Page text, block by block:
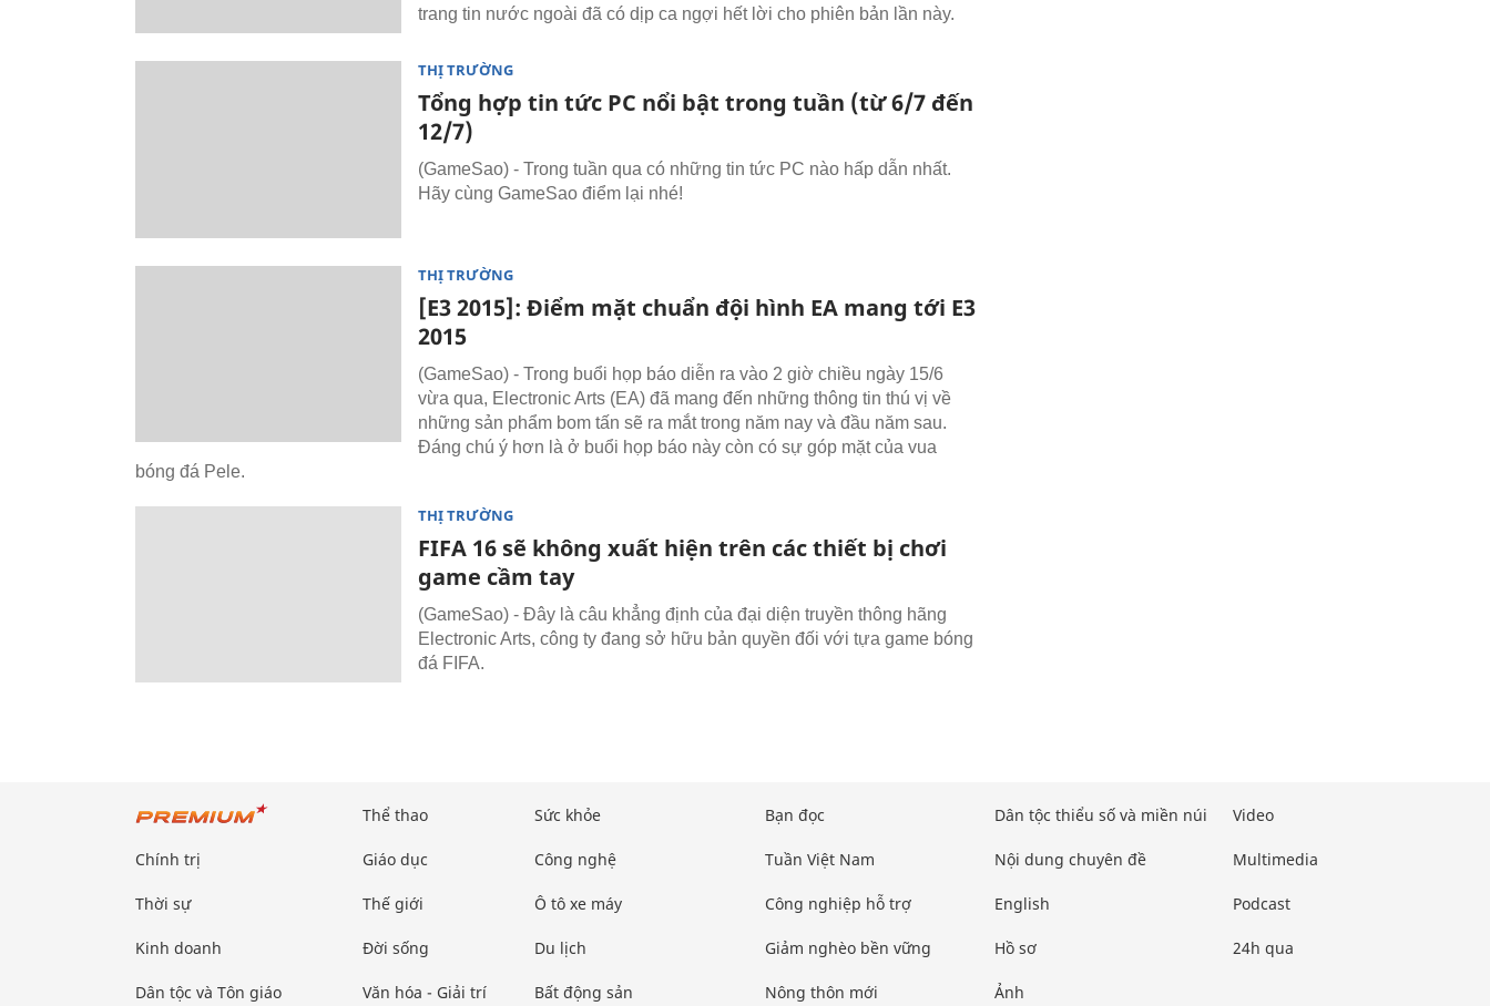
trang tin nước ngoài đã có dịp ca ngợi hết lời cho phiên bản lần này.
THỊ TRƯỜNG
Tổng hợp tin tức PC nổi bật trong tuần (từ 6/7 đến
12/7)
(GameSao) - Trong tuần qua có những tin tức PC nào hấp dẫn nhất.
Hãy cùng GameSao điểm lại nhé!
THỊ TRƯỜNG
[E3 2015]: Điểm mặt chuẩn đội hình EA mang tới E3
2015
(GameSao) - Trong buổi họp báo diễn ra vào 2 giờ chiều ngày 15/6
vừa qua, Electronic Arts (EA) đã mang đến những thông tin thú vị về
những sản phẩm bom tấn sẽ ra mắt trong năm nay và đầu năm sau.
Đáng chú ý hơn là ở buổi họp báo này còn có sự góp mặt của vua
bóng đá Pele.
THỊ TRƯỜNG
FIFA 16 sẽ không xuất hiện trên các thiết bị chơi
game cầm tay
(GameSao) - Đây là câu khẳng định của đại diện truyền thông hãng
Electronic Arts, công ty đang sở hữu bản quyền đối với tựa game bóng
đá FIFA.
Chính trị
Thời sự
Kinh doanh
Dân tộc và Tôn giáo
Thể thao
Giáo dục
Thế giới
Đời sống
Văn hóa - Giải trí
Sức khỏe
Công nghệ
Ô tô xe máy
Du lịch
Bất động sản
Bạn đọc
Tuần Việt Nam
Công nghiệp hỗ trợ
Giảm nghèo bền vững
Nông thôn mới
Dân tộc thiểu số và miền núi
Nội dung chuyên đề
English
Hồ sơ
Ảnh
Video
Multimedia
Podcast
24h qua